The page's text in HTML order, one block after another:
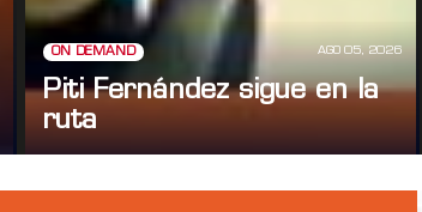
ON DEMAND AGO 05, 2026
Piti Fernández sigue en la
ruta